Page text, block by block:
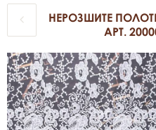
НЕРОЗШИТЕ
АРТ.